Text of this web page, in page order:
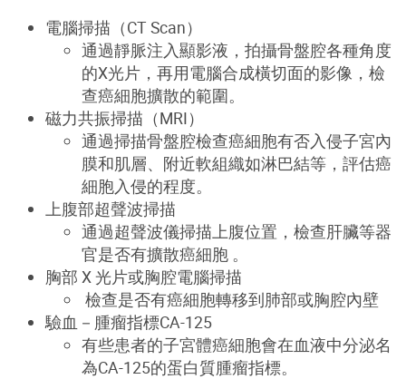
電腦掃描（CT Scan）
通過靜脈注入顯影液，拍攝骨盤腔各種角度
的X光片，再用電腦合成橫切面的影像，檢
查癌細胞擴散的範圍。
磁力共振掃描（MRI）
通過掃描骨盤腔檢查癌細胞有否入侵子宮內
膜和肌層、附近軟組織如淋巴結等，評估癌
細胞入侵的程度。
上腹部超聲波掃描
通過超聲波儀掃描上腹位置，檢查肝臟等器
官是否有擴散癌細胞 。
胸部 X 光片或胸腔電腦掃描
檢查是否有癌細胞轉移到肺部或胸腔內壁
驗血－腫瘤指標CA-125
有些患者的子宮體癌細胞會在血液中分泌名
為CA-125的蛋白質腫瘤指標。